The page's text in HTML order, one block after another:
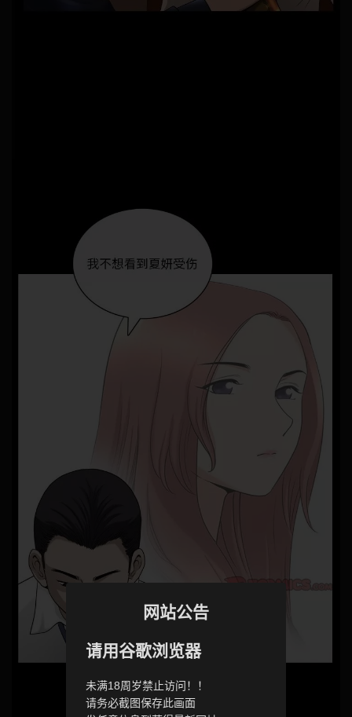
网站公告
请用谷歌浏览器
未满18周岁禁止访问！！
请务必截图保存此画面